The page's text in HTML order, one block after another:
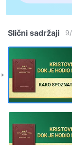
Slični sadržaji 9/